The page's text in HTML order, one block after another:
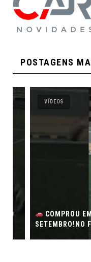
POSTAGENS
VÍDEOS
COMPROU EM
SETEMBRO!NO